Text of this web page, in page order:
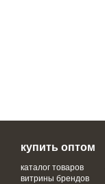
купить оптом
каталог товаров
витрины брендов